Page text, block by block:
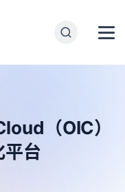
（OIC）
平台